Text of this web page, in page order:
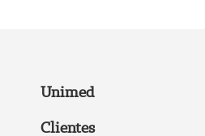
Unimed
Clientes